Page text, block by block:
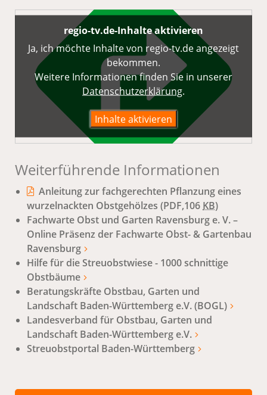
regio-tv.de-Inhalte aktivieren
Ja, ich möchte Inhalte von regio-tv.de angezeigt
bekommen.
Weitere Informationen finden Sie in unserer
Datenschutz­erklärung.
Inhalte aktivieren
Weiterführende Informationen
Anleitung zur fachgerechten Pflanzung eines
wurzelnackten Obstgehölzes (PDF,106KB)
Fachwarte Obst und Garten Ravensburg e. V. –
Online Präsenz der Fachwarte Obst- & Gartenbau
Ravensburg
Hilfe für die Streuobstwiese - 1000 schnittige
Obstbäume
Beratungskräfte Obstbau, Garten und
Landschaft Baden-Württemberg e.V. (BOGL)
Landesverband für Obstbau, Garten und
Landschaft Baden-Württemberg e.V.
Streuobstportal Baden-Württemberg